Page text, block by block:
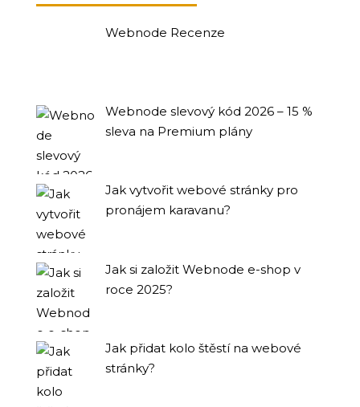
Webnode Recenze
Webnode slevový kód 2026 – 15 %
sleva na Premium plány
Jak vytvořit webové stránky pro
pronájem karavanu?
Jak si založit Webnode e-shop v
roce 2025?
Jak přidat kolo štěstí na webové
stránky?